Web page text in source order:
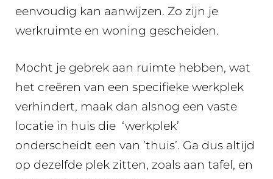
eenvoudig kan aanwijzen. Zo zijn je
werkruimte en woning gescheiden.
Mocht je gebrek aan ruimte hebben, wat
het creëren van een specifieke werkplek
verhindert, maak dan alsnog een vaste
locatie in huis die ‘werkplek’
onderscheidt een van ’thuis’. Ga dus altijd
op dezelfde plek zitten, zoals aan tafel, en